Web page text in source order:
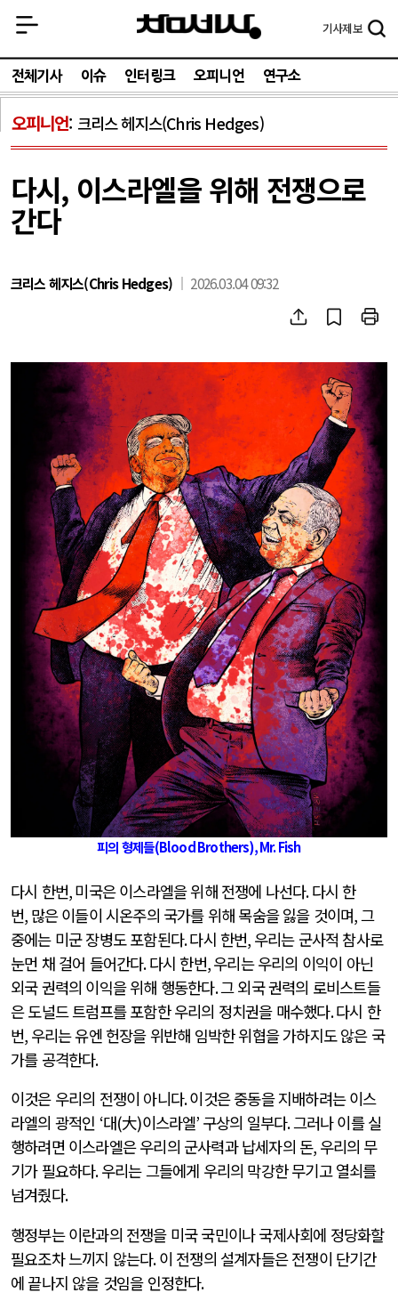
기사제보
전체기사 이슈 인터링크 오피니언 연구소
오피니언 크리스 헤지스(Chris Hedges)
다시, 이스라엘을 위해 전쟁으로
간다
크리스 헤지스(Chris Hedges) 2026.03.04 09:32
피의 형제들(Blood Brothers), Mr. Fish
다시 한번,미국은 이스라엘을 위해 전쟁에 나선다.다시 한
번, 많은 이들이 시온주의 국가를 위해 목숨을 잃을 것이며,그
중에는 미군 장병도 포함된다.다시 한번, 우리는 군사적 참사로
눈먼 채 걸어 들어간다.다시 한번,우리는 우리의 이익이 아닌
외국 권력의 이익을 위해 행동한다.그 외국 권력의 로비스트들
은 도널드 트럼프를 포함한 우리의 정치권을 매수했다.다시 한
번, 우리는 유엔 헌장을 위반해 임박한 위협을 가하지도 않은 국
가를 공격한다.
이것은 우리의 전쟁이 아니다.이것은 중동을 지배하려는 이스
라엘의 광적인 ‘대(大)이스라엘’ 구상의 일부다.그러나 이를 실
행하려면 이스라엘은 우리의 군사력과 납세자의 돈, 우리의 무
기가 필요하다.우리는 그들에게 우리의 막강한 무기고 열쇠를
넘겨줬다.
행정부는 이란과의 전쟁을 미국 국민이나 국제사회에 정당화할
필요조차 느끼지 않는다.이 전쟁의 설계자들은 전쟁이 단기간
에 끝나지 않을 것임을 인정한다.